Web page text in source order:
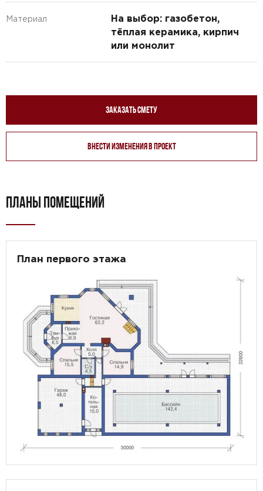
Материал
На выбор: газобетон,
тёплая керамика, кирпич
или монолит
Заказать смету
Внести изменения в проект
ПЛАНЫ ПОМЕЩЕНИЙ
План первого этажа